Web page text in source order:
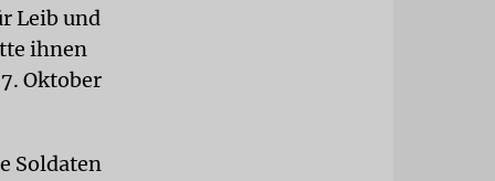
Leib und
ihnen
Oktober
Soldaten